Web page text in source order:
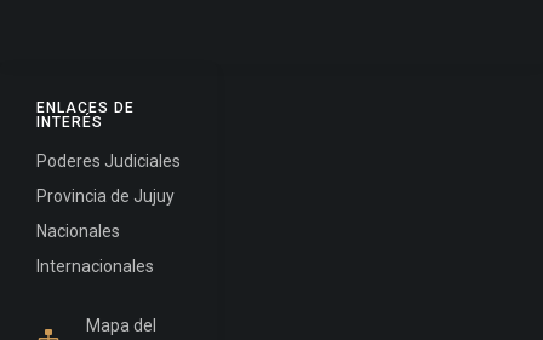
ENLACES DE
INTERÉS
Poderes Judiciales
Provincia de Jujuy
Nacionales
Internacionales
Mapa del